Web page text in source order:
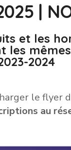
|
et les
les
2024
le flyer
au